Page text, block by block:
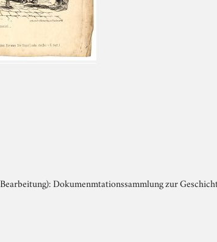
Dokumenmtationssammlung zur